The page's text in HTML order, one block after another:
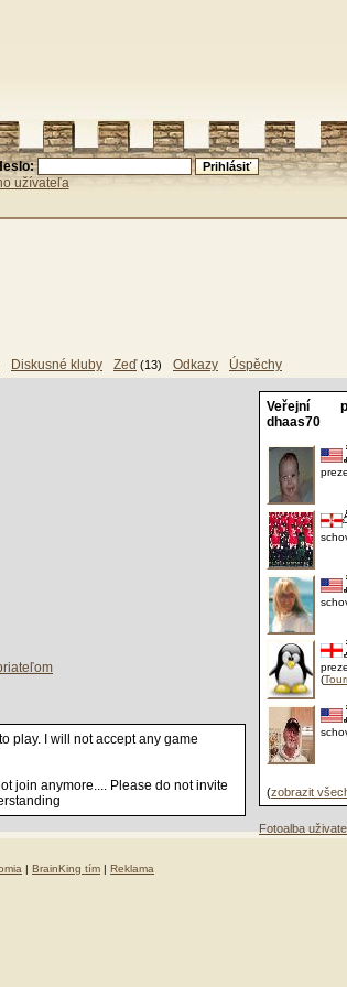
užívateľa
Diskusné kluby Zeď (13) Odkazy Úspěchy
Veřejní
dhaas70
(
(zobrazit
Fotoalba
play. I will not accept any game
join anymore.... Please do not invite
| BrainKing tím | Reklama